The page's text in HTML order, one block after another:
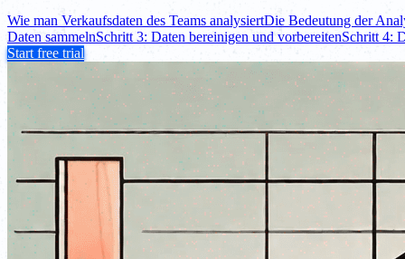
Wie man Verkaufsdaten des Teams analysiertDie Bedeutung der
Daten sammelnSchritt 3: Daten bereinigen und vorbereitenSchritt 4:
Start free trial